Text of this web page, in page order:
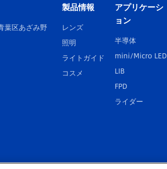
葉区あざみ野
製品情報
レンズ
照明
ライトガイド
コスメ
アプリケーシ
ョン
半導体
mini/Micro LED
LIB
FPD
ライダー